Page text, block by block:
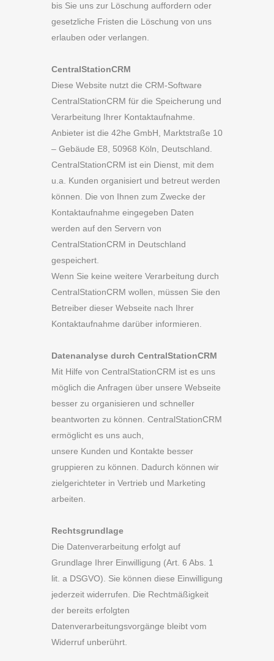
bis Sie uns zur Löschung auffordern oder
gesetzliche Fristen die Löschung von uns
erlauben oder verlangen.
CentralStationCRM
Diese Website nutzt die CRM-Software
CentralStationCRM für die Speicherung und
Verarbeitung Ihrer Kontaktaufnahme.
Anbieter ist die 42he GmbH, Marktstraße 10
– Gebäude E8, 50968 Köln, Deutschland.
CentralStationCRM ist ein Dienst, mit dem
u.a. Kunden organisiert und betreut werden
können. Die von Ihnen zum Zwecke der
Kontaktaufnahme eingegeben Daten
werden auf den Servern von
CentralStationCRM in Deutschland
gespeichert.
Wenn Sie keine weitere Verarbeitung durch
CentralStationCRM wollen, müssen Sie den
Betreiber dieser Webseite nach Ihrer
Kontaktaufnahme darüber informieren.
Datenanalyse durch CentralStationCRM
Mit Hilfe von CentralStationCRM ist es uns
möglich die Anfragen über unsere Webseite
besser zu organisieren und schneller
beantworten zu können. CentralStationCRM
ermöglicht es uns auch,
unsere Kunden und Kontakte besser
gruppieren zu können. Dadurch können wir
zielgerichteter in Vertrieb und Marketing
arbeiten.
Rechtsgrundlage
Die Datenverarbeitung erfolgt auf
Grundlage Ihrer Einwilligung (Art. 6 Abs. 1
lit. a DSGVO). Sie können diese Einwilligung
jederzeit widerrufen. Die Rechtmäßigkeit
der bereits erfolgten
Datenverarbeitungsvorgänge bleibt vom
Widerruf unberührt.